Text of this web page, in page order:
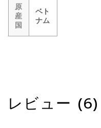
原
産
国
ベト
ナム
レビュー (6)